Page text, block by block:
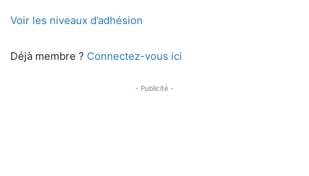
Voir les niveaux d’adhésion
Déjà membre ? Connectez-vous ici
- Publicité -